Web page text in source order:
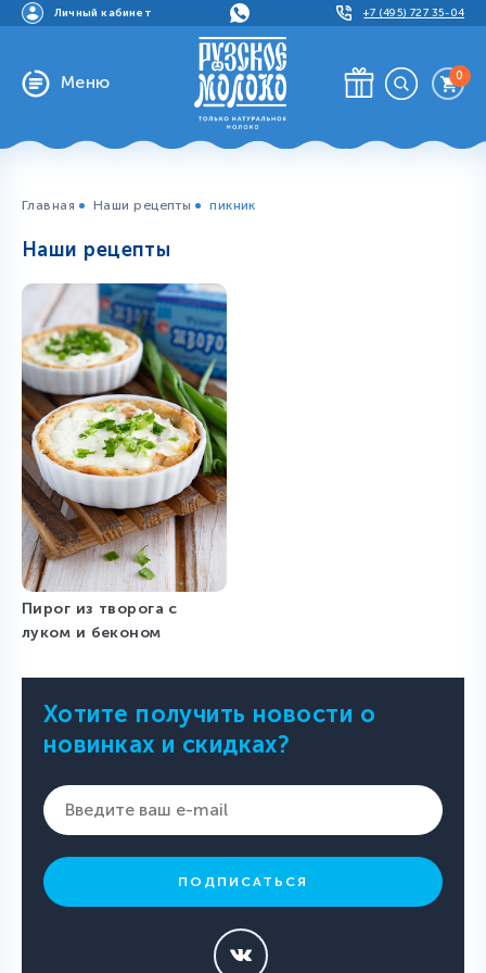
Личный кабинет +7 (495) 727 35-04
Меню 0
Главная Наши рецепты пикник
Наши рецепты
Пирог из творога с
луком и беконом
Хотите получить новости о
новинках и скидках?
ПОДПИСАТЬСЯ